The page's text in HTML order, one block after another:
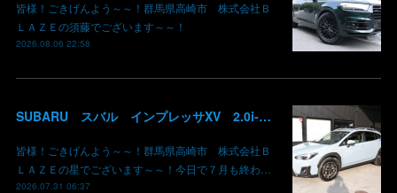
皆様！ごきげんよう～～！群馬県高崎市 株式会社Ｂ
ＬＡＺＥの須藤でございます～～！
2026.08.06 22:58
SUBARU スバル インプレッサXV 2.0i-L EyeSight AWD 御納車 GT7 群馬県高崎市 株式会社BLAZE
皆様！ごきげんよう～～！群馬県高崎市 株式会社Ｂ
ＬＡＺＥの星でございます～～！今日で７月も終わ…
2026.07.31 06:37